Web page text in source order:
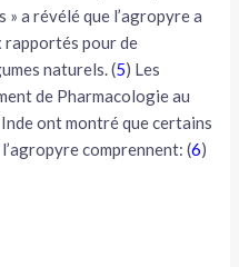
» a révélé que l’agropyre a
rapportés pour de
naturels. (5) Les
de Pharmacologie au
ont montré que certains
comprennent: (6)